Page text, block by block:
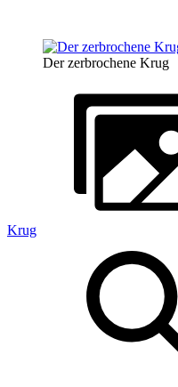
Der zerbrochene Krug
Krug